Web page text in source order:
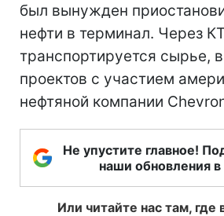
был вынужден
нефти в терминал. Через
транспортируется сырье,
проектов с участием
нефтяной компании
Не упустите главное!
наши обновления в
Или читайте нас там, где